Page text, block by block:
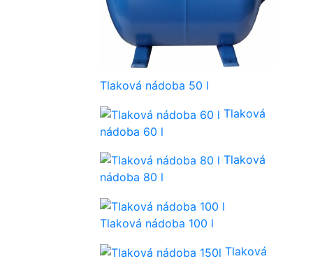
Tlaková nádoba 50 l
Tlaková
nádoba 60 l
Tlaková
nádoba 80 l
Tlaková nádoba 100 l
Tlaková